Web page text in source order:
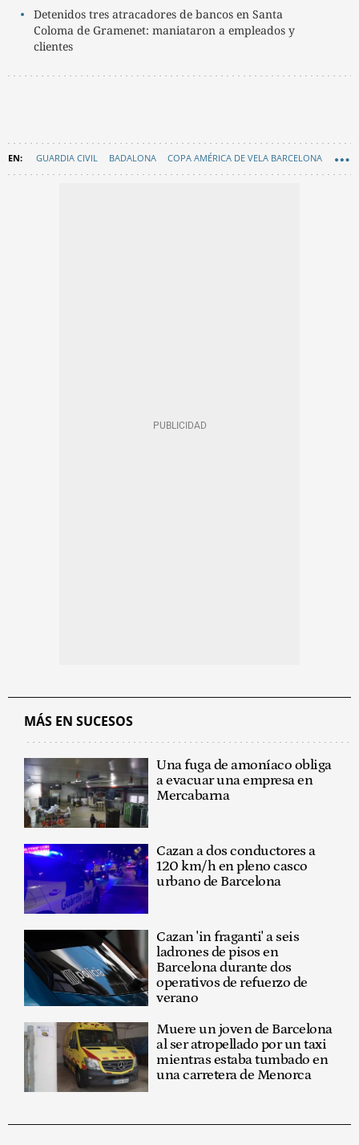
Detenidos tres atracadores de bancos en Santa
Coloma de Gramenet: maniataron a empleados y
clientes
GUARDIA CIVIL BADALONA COPA AMÉRICA DE VELA BARCELONA
MÁS EN SUCESOS
Una fuga de amoníaco obliga
a evacuar una empresa en
Mercabarna
Cazan a dos conductores a
120 km/h en pleno casco
urbano de Barcelona
Cazan 'in fraganti' a seis
ladrones de pisos en
Barcelona durante dos
operativos de refuerzo de
verano
Muere un joven de Barcelona
al ser atropellado por un taxi
mientras estaba tumbado en
una carretera de Menorca